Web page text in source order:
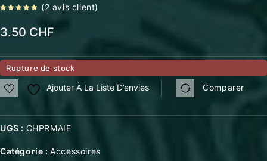
of 5
(2 avis client)
3.50 CHF
Rupture de stock
Ajouter À La Liste D’envies Comparer
UGS : CHPRMAIE
Catégorie :Accessoires